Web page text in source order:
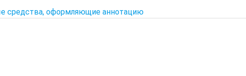
средства, оформляющие аннотацию